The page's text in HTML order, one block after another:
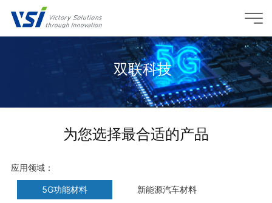
双联科技
为您选择最合适的产品
应用领域：
5G功能材料
新能源汽车材料